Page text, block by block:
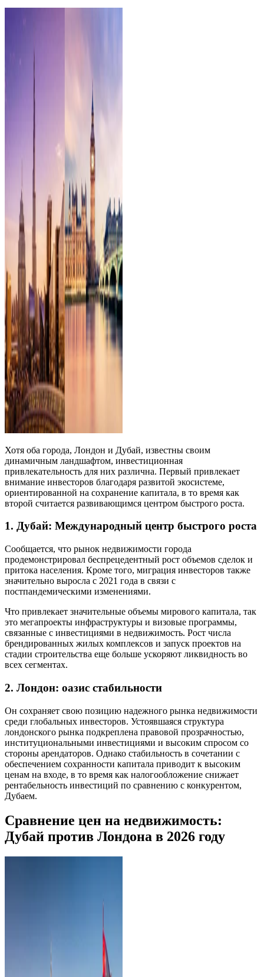
Хотя оба города, Лондон и Дубай, известны своим
динамичным ландшафтом, инвестиционная
привлекательность для них различна. Первый привлекает
внимание инвесторов благодаря развитой экосистеме,
ориентированной на сохранение капитала, в то время как
второй считается развивающимся центром быстрого роста.
1. Дубай: Международный центр быстрого роста
Сообщается, что рынок недвижимости города
продемонстрировал беспрецедентный рост объемов сделок и
притока населения. Кроме того, миграция инвесторов также
значительно выросла с 2021 года в связи с
постпандемическими изменениями.
Что привлекает значительные объемы мирового капитала, так
это мегапроекты инфраструктуры и визовые программы,
связанные с инвестициями в недвижимость. Рост числа
брендированных жилых комплексов и запуск проектов на
стадии строительства еще больше ускоряют ликвидность во
всех сегментах.
2. Лондон: оазис стабильности
Он сохраняет свою позицию надежного рынка недвижимости
среди глобальных инвесторов. Устоявшаяся структура
лондонского рынка подкреплена правовой прозрачностью,
институциональными инвестициями и высоким спросом со
стороны арендаторов. Однако стабильность в сочетании с
обеспечением сохранности капитала приводит к высоким
ценам на входе, в то время как налогообложение снижает
рентабельность инвестиций по сравнению с конкурентом,
Дубаем.
Сравнение цен на недвижимость:
Дубай против Лондона в 2026 году